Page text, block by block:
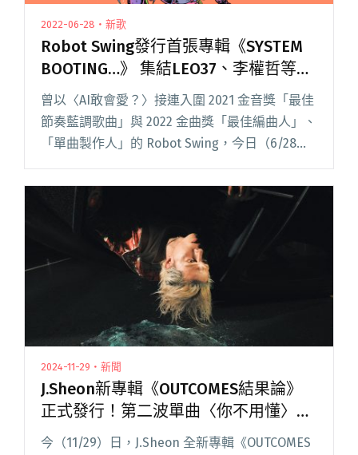
2022-06-28・新歌
Robot Swing發行首張專輯《SYSTEM
BOOTING…》 集結LEO37、李權哲等十
多位樂人助陣
曾以〈AI敢會愛？〉接連入圍 2021 金音獎「最佳
節奏藍調歌曲」與 2022 金曲獎「最佳編曲人」、
「單曲製作人」的 Robot Swing，今日（6/28）
在樂界期盼之下發行了首張專輯《SYSTEM
BOOTING…》。 從一聲雷響開始閱讀全文 "Robot
Swing發行首張專輯《SYSTEM BOOTING…》 集
結LEO37、李權哲等十多位樂人助陣"
2024-11-29・新聞
J.Sheon新專輯《OUTCOMES結果論》
正式發行！第二波單曲〈你不用懂〉見
證友人悲慘的愛情故事
今（11/29）日，J.Sheon 全新專輯《OUTCOMES